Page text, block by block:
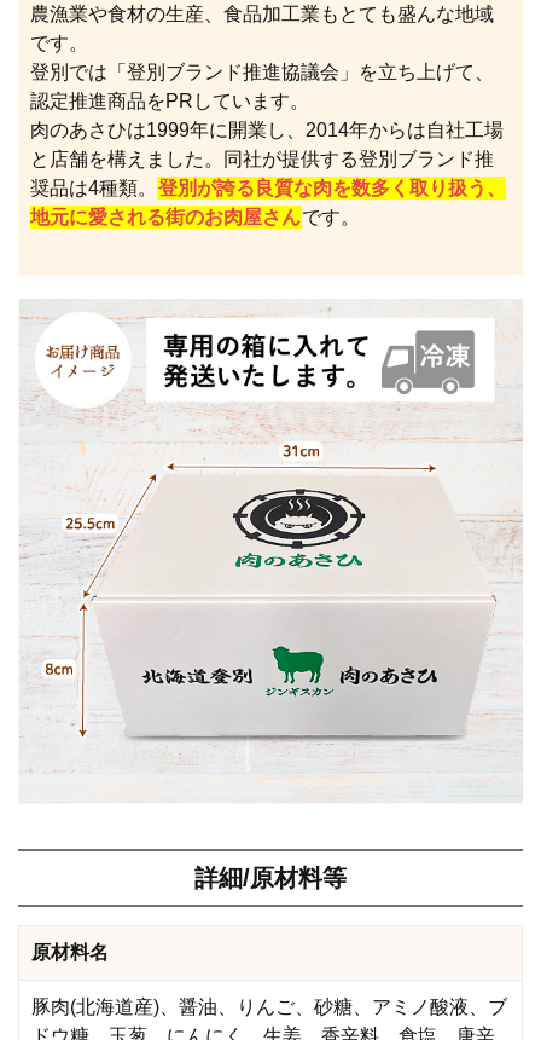
農漁業や食材の生産、食品加工業もとても盛んな地域
です。
登別では「登別ブランド推進協議会」を立ち上げて、
認定推進商品をPRしています。
肉のあさひは1999年に開業し、2014年からは自社工場
と店舗を構えました。同社が提供する登別ブランド推
奨品は4種類。 登別が誇る良質な肉を数多く取り扱う、
地元に愛される街のお肉屋さんです。
詳細/原材料等
原材料名
豚肉(北海道産)、醤油、りんご、砂糖、アミノ酸液、ブ
ドウ糖、玉葱、にんにく、生姜、香辛料、食塩、唐辛